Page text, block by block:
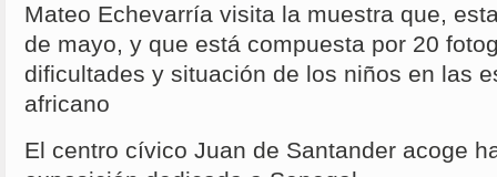
Mateo Echevarría visita la muestra que,
de mayo, y que está compuesta por 20
dificultades y situación de los niños en las
africano
El centro cívico Juan de Santander acoge